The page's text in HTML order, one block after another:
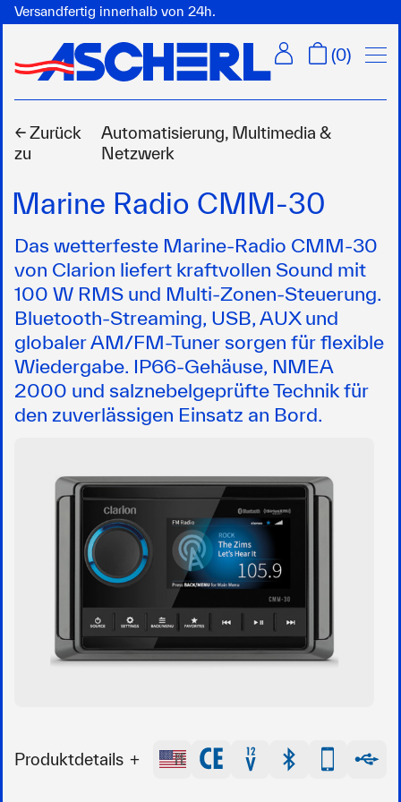
Versandfertig innerhalb von 24h.
(0)
← Zurück
zu
Automatisierung, Multimedia &
Netzwerk
Marine Radio CMM-30
Das wetterfeste Marine-Radio CMM-30
von Clarion liefert kraftvollen Sound mit
100 W RMS und Multi-Zonen-Steuerung.
Bluetooth-Streaming, USB, AUX und
globaler AM/FM-Tuner sorgen für flexible
Wiedergabe. IP66-Gehäuse, NMEA
2000 und salznebelgeprüfte Technik für
den zuverlässigen Einsatz an Bord.
Produktdetails